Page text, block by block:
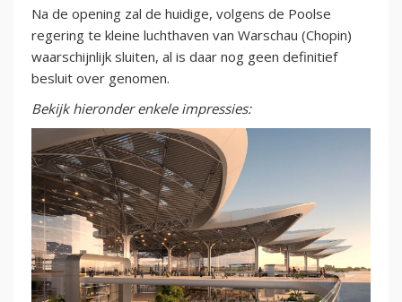
Na de opening zal de huidige, volgens de Poolse
regering te kleine luchthaven van Warschau (Chopin)
waarschijnlijk sluiten, al is daar nog geen definitief
besluit over genomen.
Bekijk hieronder enkele impressies: